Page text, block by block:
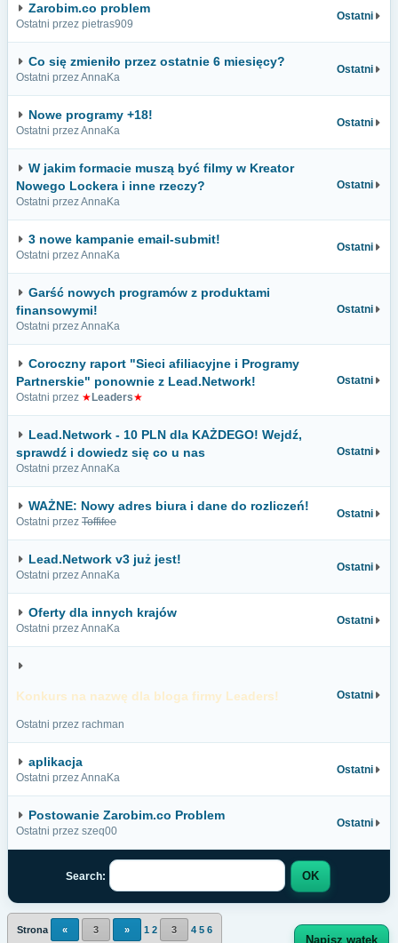
Zarobim.co problem
Ostatni przez pietras909
Ostatni
Co się zmieniło przez ostatnie 6 miesięcy?
Ostatni przez AnnaKa
Ostatni
Nowe programy +18!
Ostatni przez AnnaKa
Ostatni
W jakim formacie muszą być filmy w Kreator
Nowego Lockera i inne rzeczy?
Ostatni przez AnnaKa
Ostatni
3 nowe kampanie email-submit!
Ostatni przez AnnaKa
Ostatni
Garść nowych programów z produktami
finansowymi!
Ostatni przez AnnaKa
Ostatni
Coroczny raport "Sieci afiliacyjne i Programy
Partnerskie" ponownie z Lead.Network!
Ostatni przez ★ Leaders★
Ostatni
Lead.Network - 10 PLN dla KAŻDEGO! Wejdź,
sprawdź i dowiedz się co u nas
Ostatni przez AnnaKa
Ostatni
WAŻNE: Nowy adres biura i dane do rozliczeń!
Ostatni przez Toffifee
Ostatni
Lead.Network v3 już jest!
Ostatni przez AnnaKa
Ostatni
Oferty dla innych krajów
Ostatni przez AnnaKa
Ostatni
Konkurs na nazwę dla bloga firmy Leaders!
Ostatni przez rachman
Ostatni
aplikacja
Ostatni przez AnnaKa
Ostatni
Postowanie Zarobim.co Problem
Ostatni przez szeq00
Ostatni
Search:
Strona « 3 » 1 2 3 4 5 6
Napisz wątek